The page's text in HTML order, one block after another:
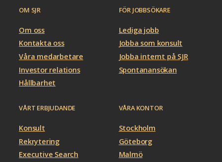
OM SJR
Om oss
Kontakta oss
Våra medarbetare
Investor relations
Hållbarhet
FÖR JOBBSÖKARE
Lediga jobb
Jobba som konsult
Jobba internt på SJR
Spontanansökan
VÅRT ERBJUDANDE
Konsult
Rekrytering
Executive Search
VÅRA KONTOR
Stockholm
Göteborg
Malmö